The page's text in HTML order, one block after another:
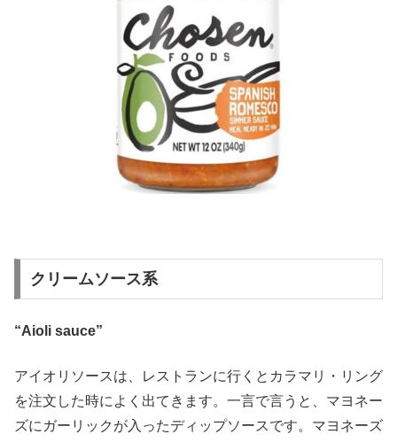
クリームソース系
“Aioli sauce”
アイオリソースは、レストランに行くとカラマリ・リング
を注文した時によく出てきます。一言で言うと、マヨネー
ズにガーリックが入ったディップソースです。マヨネーズ